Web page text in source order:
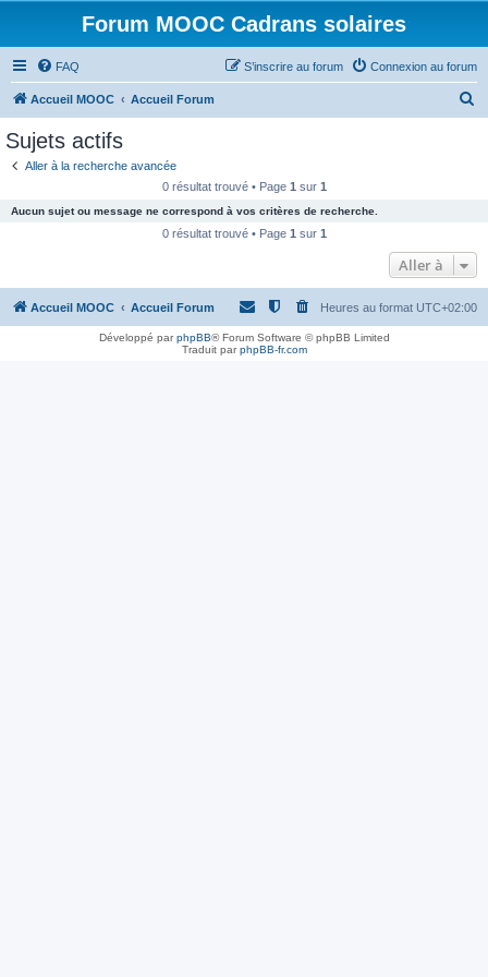
Forum MOOC Cadrans solaires
FAQ Connexion au forum
S’inscrire au forum
Accueil MOOC Accueil Forum
c
e
Sujets actifs
Aller à la recherche avancée
0 résultat trouvé • Page 1 sur 1
Aucun sujet ou message ne correspond à vos critères de recherche.
0 résultat trouvé • Page 1 sur 1
Aller à
Accueil MOOC Accueil Forum Heures au format UTC+02:00
Développé parphpBB® Forum Software © phpBB Limited
Traduit parphpBB-fr.com